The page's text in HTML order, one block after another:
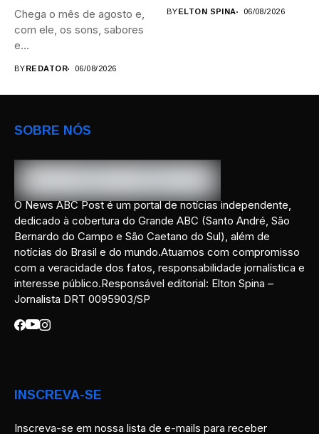
Chega o mês de agosto e,
com ele, os sons, sabores
e...
BYREDATOR 06/08/2026
BYELTON SPINA 06/08/2026
SOBRE NÓS
O News ABC Post é um portal de notícias independente,
dedicado à cobertura do Grande ABC (Santo André, São
Bernardo do Campo e São Caetano do Sul), além de
notícias do Brasil e do mundo.Atuamos com compromisso
com a veracidade dos fatos, responsabilidade jornalística e
interesse público.Responsável editorial: Elton Spina –
Jornalista DRT 0095903/SP
INSCREVA-SE
Inscreva-se em nossa lista de e-mails para receber